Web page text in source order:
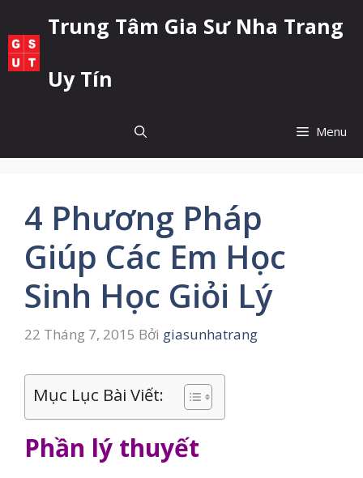
nội
dung
Trung Tâm Gia Sư Nha Trang
Uy Tín
Menu
4 Phương Pháp
Giúp Các Em Học
Sinh Học Giỏi Lý
22 Tháng 7, 2015 Bởi giasunhatrang
Mục Lục Bài Viết:
Phần lý thuyết